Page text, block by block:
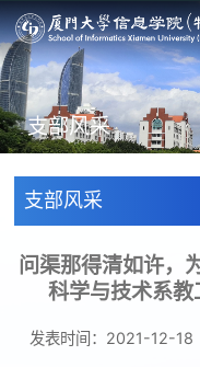
支部风采
支部风采
问渠那得清如许
科学与技术系
发表时间：2021-12-18